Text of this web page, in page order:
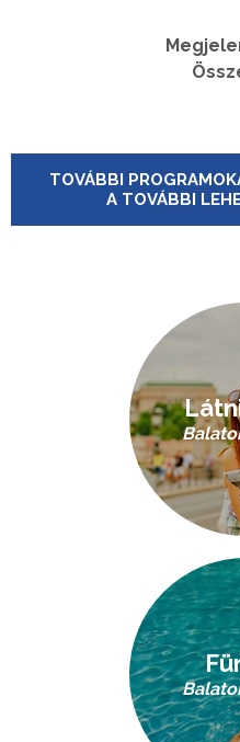
TOVÁBBI
A TOVÁBBI